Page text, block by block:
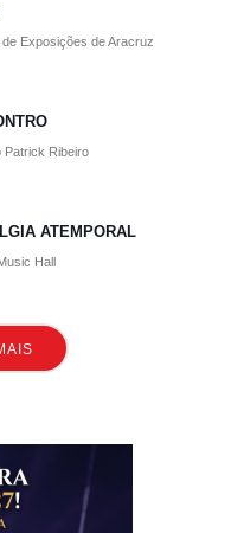
de Exposições de Aracruz
Patrick Ribeiro
ATEMPORAL
Hall